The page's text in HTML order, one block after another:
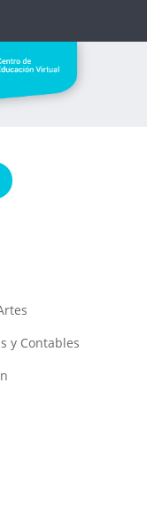
y Contables